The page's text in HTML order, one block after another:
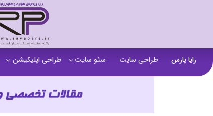
رایا پارس طراحی سایت سئو سایت
آنالیز سایت
طراحی اپلیکیشن
اپلیکیشن فروشگاهی